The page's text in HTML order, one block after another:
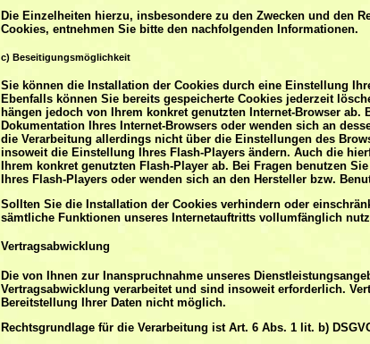
Die Einzelheiten hierzu, insbesondere zu den Zwecken und den
Cookies, entnehmen Sie bitte den nachfolgenden Informationen.
c) Beseitigungsmöglichkeit
Sie können die Installation der Cookies durch eine Einstellung
Ebenfalls können Sie bereits gespeicherte Cookies jederzeit
hängen jedoch von Ihrem konkret genutzten Internet-Browser
Dokumentation Ihres Internet-Browsers oder wenden sich an
die Verarbeitung allerdings nicht über die Einstellungen des
insoweit die Einstellung Ihres Flash-Players ändern. Auch die
Ihrem konkret genutzten Flash-Player ab. Bei Fragen benutzen
Ihres Flash-Players oder wenden sich an den Hersteller bzw.
Sollten Sie die Installation der Cookies verhindern oder
sämtliche Funktionen unseres Internetauftritts vollumfänglich
Vertragsabwicklung
Die von Ihnen zur Inanspruchnahme unseres
Vertragsabwicklung verarbeitet und sind insoweit erforderlich.
Bereitstellung Ihrer Daten nicht möglich.
Rechtsgrundlage für die Verarbeitung ist Art. 6 Abs. 1 lit. b)